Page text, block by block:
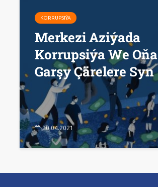
KORRUPSIÝA
Merkezi Aziýada
Korrupsiýa We Oňa
Garşy Çärelere Syn
20.04.2021